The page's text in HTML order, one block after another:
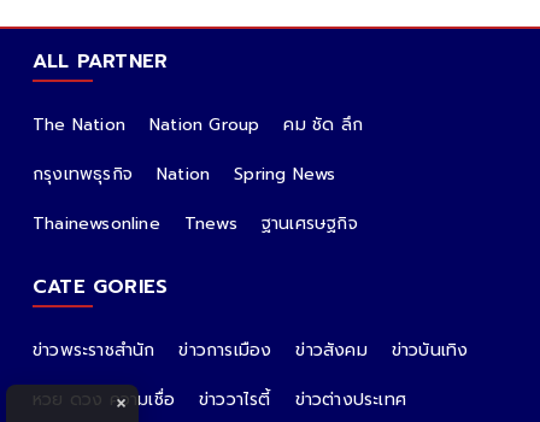
ALL PARTNER
The Nation Nation Group
คม ชัด ลึก
กรุงเทพธุรกิจ
Nation
Spring News
Thainewsonline
Tnews ฐานเศรษฐกิจ
CATE GORIES
ข่าวพระราชสำนัก ข่าวการเมือง ข่าวสังคม
ข่าวบันเทิง
หวย ดวง ความเชื่อ
ข่าววาไรตี้
ข่าวต่างประเทศ
×